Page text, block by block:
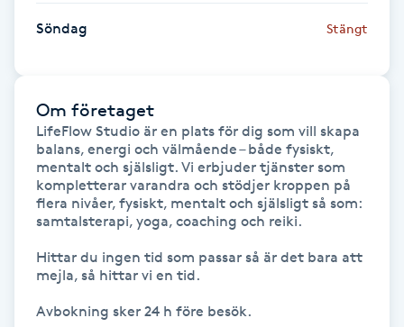
Herrklippning
HIFU
Hollywood Peel
Hot Stone Massage
Hot yoga
Hudföryngring
Söndag Stängt
Om företaget
LifeFlow Studio är en plats för dig som vill skapa
balans, energi och välmående – både fysiskt,
mentalt och själsligt. Vi erbjuder tjänster som
kompletterar varandra och stödjer kroppen på
flera nivåer, fysiskt, mentalt och själsligt så som:
samtalsterapi, yoga, coaching och reiki.
Hittar du ingen tid som passar så är det bara att
mejla, så hittar vi en tid.
Avbokning sker 24 h före besök.